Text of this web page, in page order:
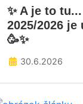
✨ A je to
2025/2026 je
🥳✨
30.6.2026